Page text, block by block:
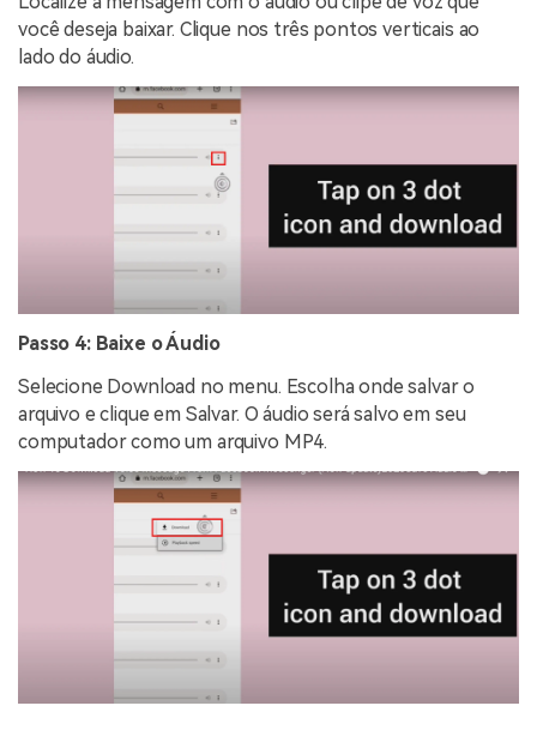
você deseja baixar. Clique nos três pontos verticais ao
lado do áudio.
Passo 4: Baixe o Áudio
Selecione Download no menu. Escolha onde salvar o
arquivo e clique em Salvar. O áudio será salvo em seu
computador como um arquivo MP4.